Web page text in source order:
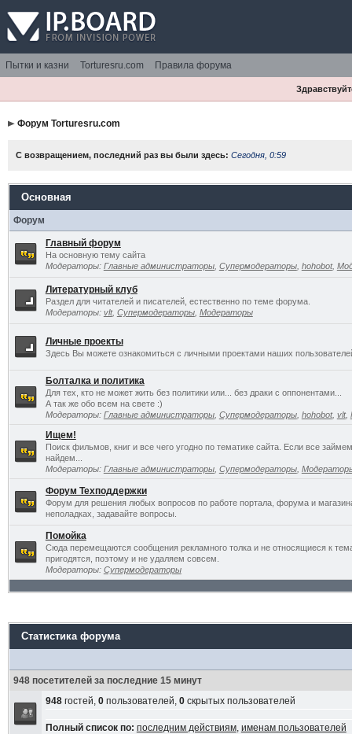
Пытки и казни Torturesru.com Правила форума
Форум Torturesru.com
С возвращением, последний раз вы были здесь: Сегодня, 0:59
Основная
Форум
Главный форум
На основную тему сайта
Модераторы: Главные администраторы, Супермодераторы, hohobot,
Литературный клуб
Раздел для читателей и писателей, естественно по теме форума.
Модераторы: vlt, Супермодераторы, Модераторы
Личные проекты
Здесь Вы можете ознакомиться с личными проектами наших
Болталка и политика
Для тех, кто не может жить без политики или... без драки с оппонентами...
А так же обо всем на свете :)
Модераторы: Главные администраторы, Супермодераторы, hohobot, vlt,
Ищем!
Поиск фильмов, книг и все чего угодно по тематике сайта. Если все
найдем...
Модераторы: Главные администраторы, Супермодераторы,
Форум Техподдержки
Форум для решения любых вопросов по работе портала, форума и
неполадках, задавайте вопросы.
Помойка
Сюда перемещаются сообщения рекламного толка и не относящиеся к
пригодятся, поэтому и не удаляем совсем.
Модераторы: Супермодераторы
Статистика форума
948 посетителей за последние 15 минут
948гостей, 0пользователей, 0скрытых пользователей
Полный список по: последним действиям, именам пользователей